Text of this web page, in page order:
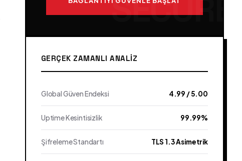
GERÇEK ZAMANLI ANALIZ
Global Güven Endeksi 4.99 / 5.00
Uptime Kesintisizlik 99.99%
Şifreleme Standartı TLS 1.3 Asimetrik